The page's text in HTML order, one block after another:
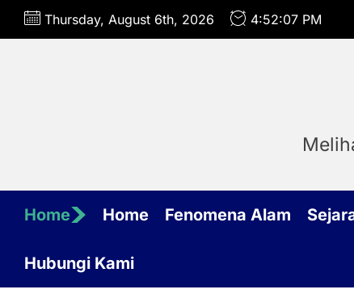
Skip
Thursday, August 6th, 2026 4:52:07 PM
Home Home Fenomena Alam
Hubungi Kami